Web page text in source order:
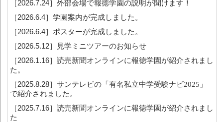
［2026.7.24］外部会場で報徳学園の説明が聞けます！
［2026.6.4］学園案内が完成しました。
［2026.6.4］ ポスターが完成しました。
［2026.5.12］ 見学ミニツアーのお知らせ
［2026.1.16］読売新聞オンラインに報徳学園が紹介されまし
た。
［2025.8.28］サンテレビの「有名私立中学受験ナビ2025」
で紹介されました。
［2025.7.16］読売新聞オンラインに報徳学園が紹介されまし
た